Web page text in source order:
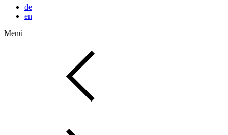
de
en
Menü